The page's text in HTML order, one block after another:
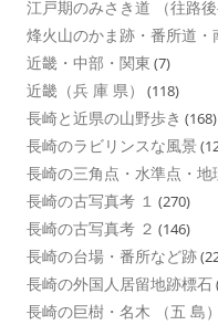
江戸期のみさき道 （往路後
烽火山のかま跡・番所道・
近畿・中部・関東 (7)
近畿（兵 庫 県） (118)
長崎と近県の山野歩き (168)
長崎のラビリンスな風景
長崎の三角点・水準点・地
長崎の古写真考 １ (270)
長崎の古写真考 ２ (146)
長崎の台場・番所など跡
長崎の外国人居留地跡標石
長崎の巨樹・名木 （五 島）